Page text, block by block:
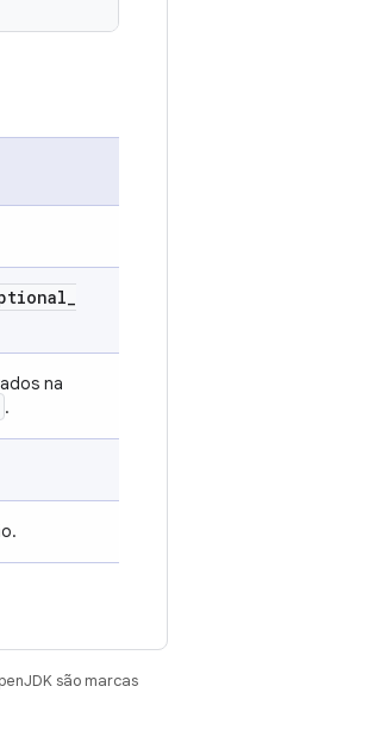
_
na
.
são marcas